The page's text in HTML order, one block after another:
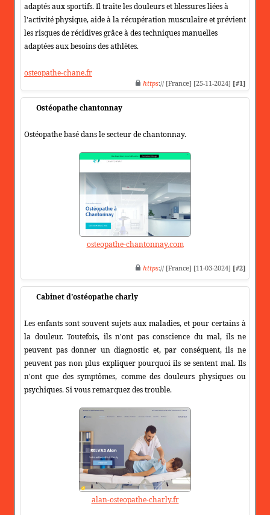
adaptés aux sportifs. Il traite les douleurs et blessures liées à
l'activité physique, aide à la récupération musculaire et prévient
les risques de récidives grâce à des techniques manuelles
adaptées aux besoins des athlètes.
osteopathe-chane.fr
https:// [France] [25-11-2024] [#1]
Ostéopathe chantonnay
Ostéopathe basé dans le secteur de chantonnay.
osteopathe-chantonnay.com
https:// [France] [11-03-2024] [#2]
Cabinet d'ostéopathe charly
Les enfants sont souvent sujets aux maladies, et pour certains à
la douleur. Toutefois, ils n'ont pas conscience du mal, ils ne
peuvent pas donner un diagnostic et, par conséquent, ils ne
peuvent pas non plus expliquer pourquoi ils se sentent mal. Ils
n'ont que des symptômes, comme des douleurs physiques ou
psychiques. Si vous remarquez des trouble.
alan-osteopathe-charly.fr